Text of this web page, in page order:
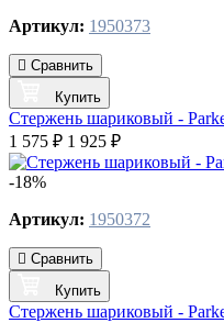
Артикул: 1950373
Сравнить
Купить
Стержень шариковый -
1 575 ₽ 1 925 ₽
-18%
Артикул: 1950372
Сравнить
Купить
Стержень шариковый -